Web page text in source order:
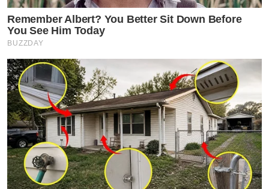
Remember Albert? You Better Sit Down Before
You See Him Today
BUZZDAY